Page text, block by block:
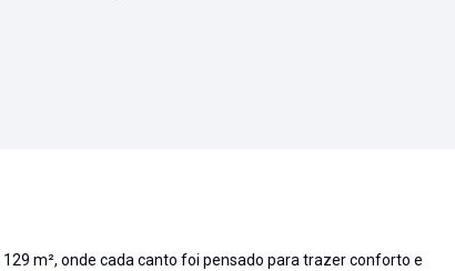
m², onde cada canto foi pensado para trazer conforto e